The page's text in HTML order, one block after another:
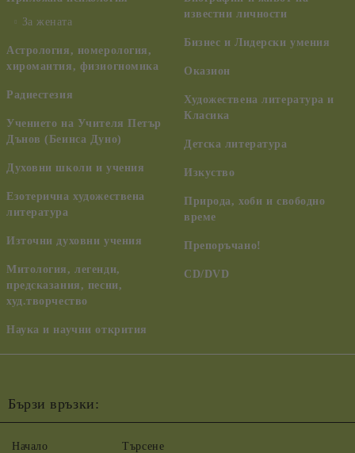
За жената
Астрология, номерология,
хиромантия, физиогномика
Радиестезия
Учението на Учителя Петър
Дънов (Беинса Дуно)
Духовни школи и учения
Езотерична художествена
литература
Източни духовни учения
Митология, легенди,
предсказания, песни,
худ.творчество
Наука и научни открития
известни личности
Бизнес и Лидерски умения
Оказион
Художествена литература и
Класика
Детска литература
Изкуство
Природа, хоби и свободно
време
Препоръчано!
CD/DVD
Бързи връзки:
Начало Търсене